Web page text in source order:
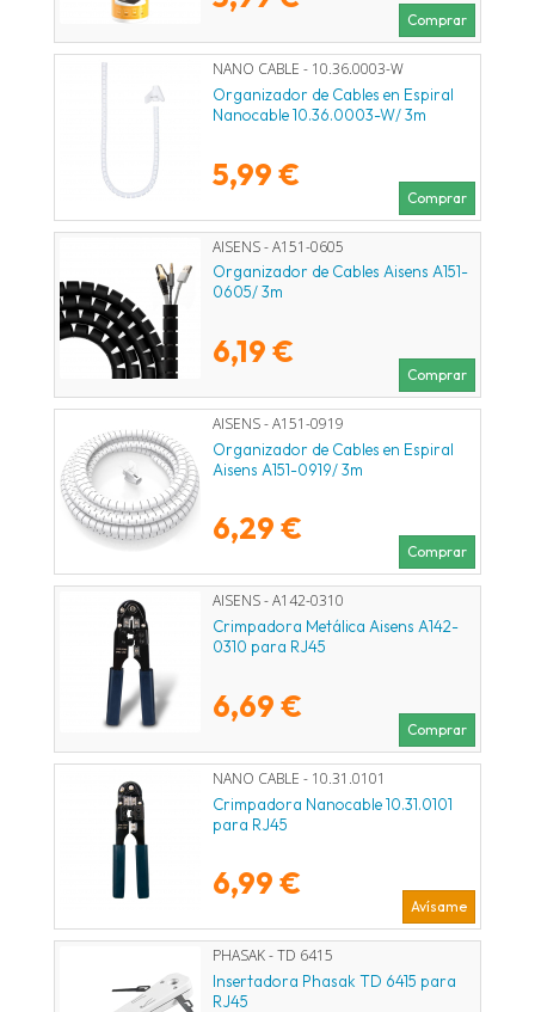
Comprar
NANO CABLE - 10.36.0003-W
Organizador de Cables en Espiral
Nanocable 10.36.0003-W/ 3m
5,99 €
Comprar
AISENS - A151-0605
Organizador de Cables Aisens A151-
0605/ 3m
6,19 €
Comprar
AISENS - A151-0919
Organizador de Cables en Espiral
Aisens A151-0919/ 3m
6,29 €
Comprar
AISENS - A142-0310
Crimpadora Metálica Aisens A142-
0310 para RJ45
6,69 €
Comprar
NANO CABLE - 10.31.0101
Crimpadora Nanocable 10.31.0101
para RJ45
6,99 €
Avísame
PHASAK - TD 6415
Insertadora Phasak TD 6415 para
RJ45